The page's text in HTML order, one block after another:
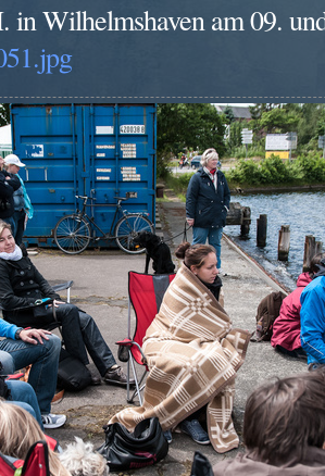
in Wilhelmshaven am 09.